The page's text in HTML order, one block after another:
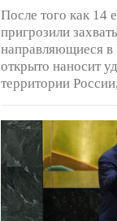
После того как 14
пригрозили
направляющиеся
открыто наносит
территории